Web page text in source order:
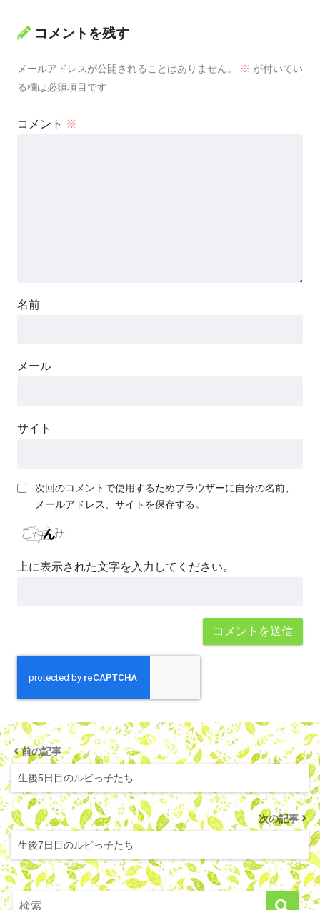
コメントを残す
メールアドレスが公開されることはありません。 ※ が付いてい
る欄は必須項目です
コメント ※
名前
メール
サイト
次回のコメントで使用するためブラウザーに自分の名前、
メールアドレス、サイトを保存する。
上に表示された文字を入力してください。
前の記事
生後5日目のルビっ子たち
次の記事
生後7日目のルビっ子たち